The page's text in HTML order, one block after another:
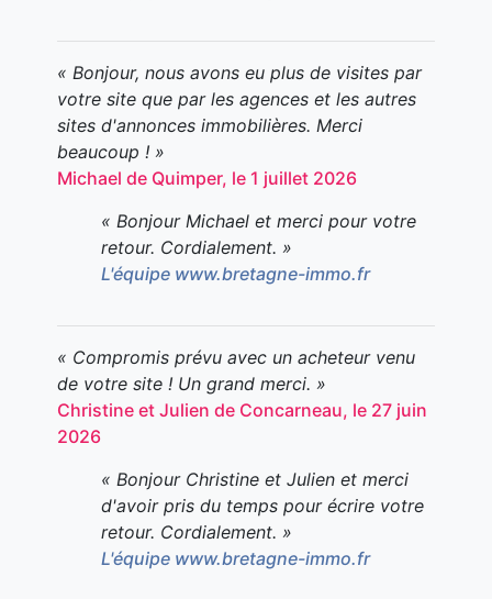
« Bonjour, nous avons eu plus de visites par
votre site que par les agences et les autres
sites d'annonces immobilières. Merci
beaucoup ! »
Michael de Quimper, le 1 juillet 2026
« Bonjour Michael et merci pour votre
retour. Cordialement. »
L'équipe www.bretagne-immo.fr
« Compromis prévu avec un acheteur venu
de votre site ! Un grand merci. »
Christine et Julien de Concarneau, le 27 juin
2026
« Bonjour Christine et Julien et merci
d'avoir pris du temps pour écrire votre
retour. Cordialement. »
L'équipe www.bretagne-immo.fr